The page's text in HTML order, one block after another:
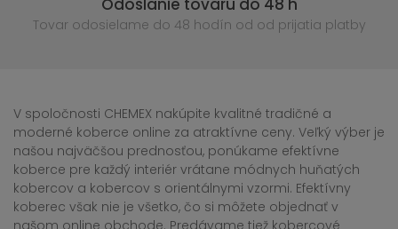
Odoslanie tovaru do 48 h
Tovar odosielame do 48 hodín od od prijatia platby
V spoločnosti CHEMEX nakúpite kvalitné tradičné a
moderné koberce online za atraktívne ceny. Veľký výber je
našou najväčšou prednosťou, ponúkame efektívne
koberce pre každý interiér vrátane módnych huňatých
kobercov a kobercov s orientálnymi vzormi. Efektívny
koberec však nie je všetko, čo si môžete objednať v
našom online obchode. Predávame tiež kobercové